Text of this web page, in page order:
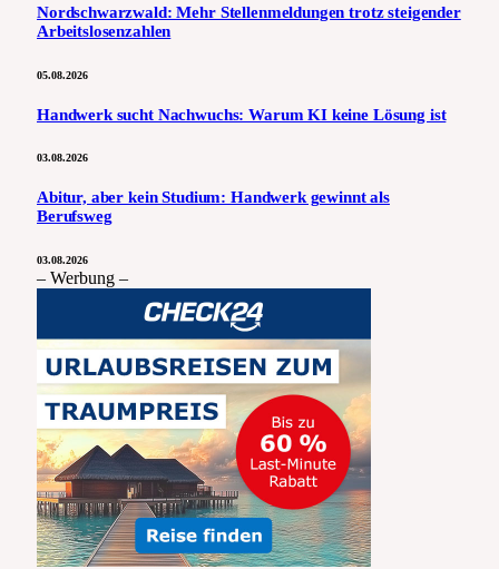
Nordschwarzwald: Mehr Stellenmeldungen trotz steigender
Arbeitslosenzahlen
05.08.2026
Handwerk sucht Nachwuchs: Warum KI keine Lösung ist
03.08.2026
Abitur, aber kein Studium: Handwerk gewinnt als
Berufsweg
03.08.2026
– Werbung –